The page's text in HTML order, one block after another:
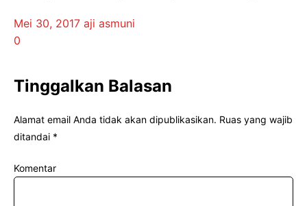
Mei 30, 2017 aji asmuni
0
Tinggalkan Balasan
Alamat email Anda tidak akan dipublikasikan. Ruas yang wajib
ditandai *
Komentar